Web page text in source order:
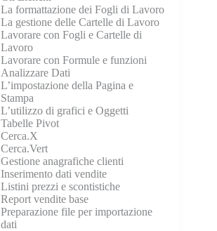
La formattazione dei Fogli di Lavoro
La gestione delle Cartelle di Lavoro
Lavorare con Fogli e Cartelle di
Lavoro
Lavorare con Formule e funzioni
Analizzare Dati
L’impostazione della Pagina e
Stampa
L’utilizzo di grafici e Oggetti
Tabelle Pivot
Cerca.X
Cerca.Vert
Gestione anagrafiche clienti
Inserimento dati vendite
Listini prezzi e scontistiche
Report vendite base
Preparazione file per importazione
dati